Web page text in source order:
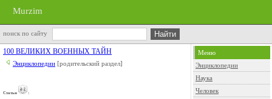
Murzim
поиск по сайту
100 ВЕЛИКИХ ВОЕННЫХ ТАЙН
Энциклопедии [родительский раздел]
Cтатьи :
Меню
Энциклопедии
Наука
Человек